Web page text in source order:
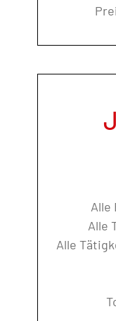
Alle
Alle
Alle